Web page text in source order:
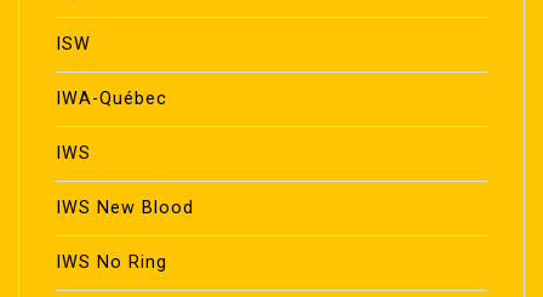
ISW
IWA-Québec
IWS
IWS New Blood
IWS No Ring